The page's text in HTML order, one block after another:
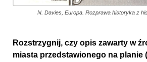
N. Davies, Europa. Rozprawa historyka z
Rozstrzygnij, czy opis zawarty w
miasta przedstawionego na planie